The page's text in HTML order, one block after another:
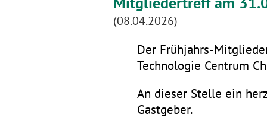
(08.04.2026)
Der Frühjahrs-
Technologie Centrum
An dieser Stelle ein
Gastgeber.